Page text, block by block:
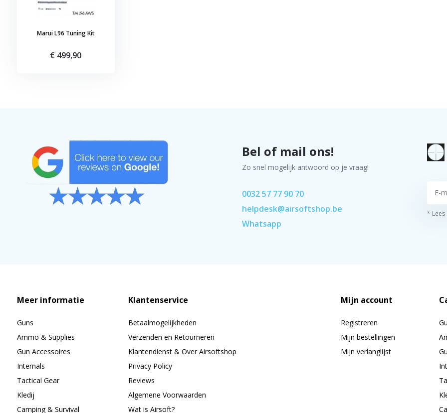
Marui L96 Tuning Kit
€ 499,90
Bel of mail ons!
Zo snel mogelijk antwoord op je vraag!
0032 57 77 90 70
helpdesk@airsoftshop.be
Whatsapp
* Lees
Meer informatie
Guns
Ammo & Supplies
Gun Accessoires
Internals
Tactical Gear
Kledij
Camping & Survival
Klantenservice
Betaalmogelijkheden
Verzenden en Retourneren
Klantendienst & Over Airsoftshop
Privacy Policy
Reviews
Algemene Voorwaarden
Wat is Airsoft?
Mijn account
Registreren
Mijn bestellingen
Mijn verlanglijst